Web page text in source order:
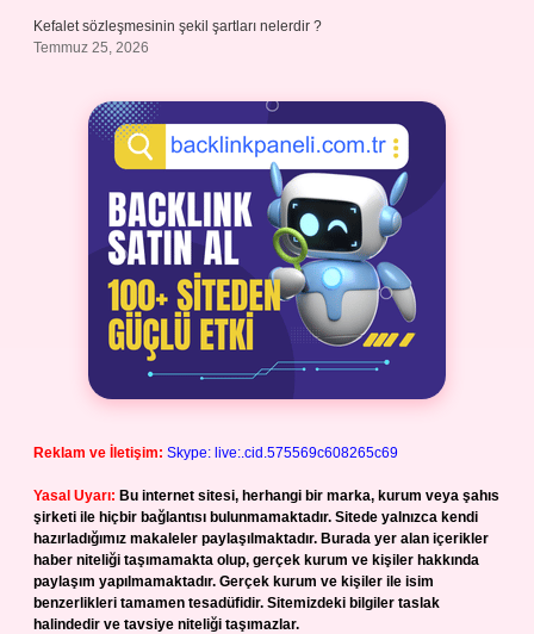
Kefalet sözleşmesinin şekil şartları nelerdir ?
Temmuz 25, 2026
Reklam ve İletişim: Skype: live:.cid.575569c608265c69
Yasal Uyarı: Bu internet sitesi, herhangi bir marka, kurum veya şahıs
şirketi ile hiçbir bağlantısı bulunmamaktadır. Sitede yalnızca kendi
hazırladığımız makaleler paylaşılmaktadır. Burada yer alan içerikler
haber niteliği taşımamakta olup, gerçek kurum ve kişiler hakkında
paylaşım yapılmamaktadır. Gerçek kurum ve kişiler ile isim
benzerlikleri tamamen tesadüfidir. Sitemizdeki bilgiler taslak
halindedir ve tavsiye niteliği taşımazlar.